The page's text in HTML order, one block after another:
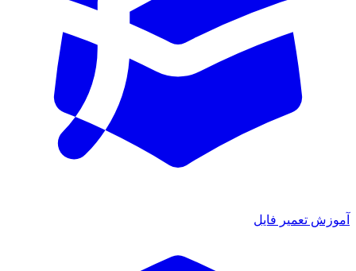
آموزش تعمیر فایل